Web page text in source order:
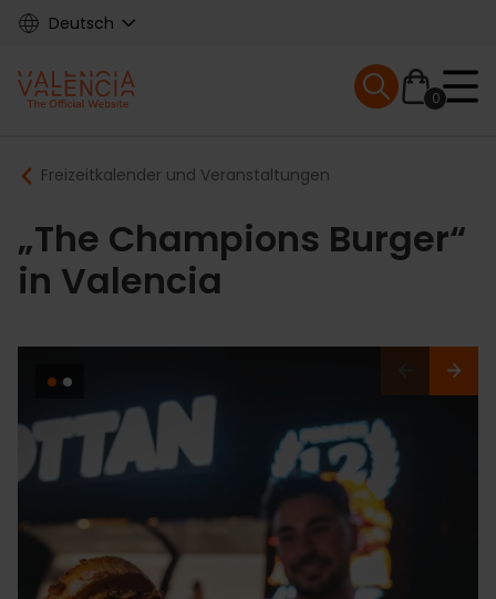
Skip
content
Deutsch
Main
navigation
0
Mobile menu
Breadcrumb
Freizeitkalender und Veranstaltungen
„The Champions Burger“
in Valencia